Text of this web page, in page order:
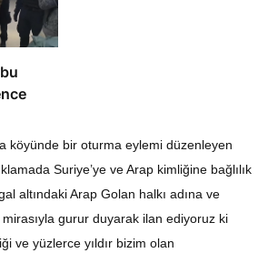
köyünde bir oturma eylemi düzenleyen
Suriye’ye ve Arap kimliğine bağlılık
altındaki Arap Golan halkı adına ve
gurur duyarak ilan ediyoruz ki
ve yüzlerce yıldır bizim olan